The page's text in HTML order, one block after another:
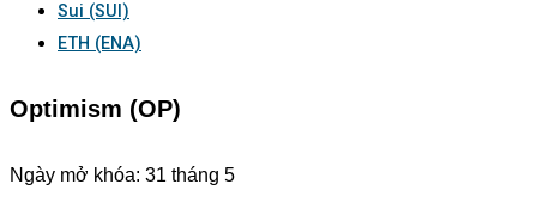
Sui (SUI)
ETH (ENA)
Optimism (OP)
Ngày mở khóa: 31 tháng 5